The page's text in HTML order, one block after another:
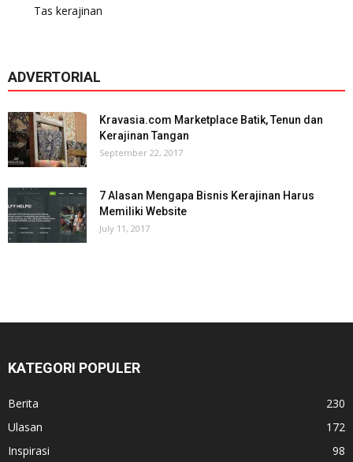
Tas kerajinan
ADVERTORIAL
Kravasia.com Marketplace Batik, Tenun dan
Kerajinan Tangan
September 22, 2017
7 Alasan Mengapa Bisnis Kerajinan Harus
Memiliki Website
July 11, 2017
KATEGORI POPULER
Berita
230
Ulasan
172
Inspirasi
98